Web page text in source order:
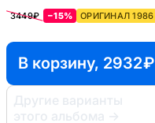
3449₽ −15% ОРИГИНАЛ 1986
В корзину, 2932 ₽
Другие варианты
этого альбома
→